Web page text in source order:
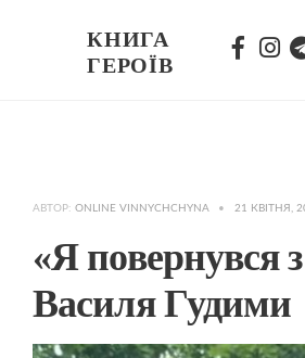
КНИГА
ГЕРОЇВ
АВТОР: ONLINE VINNYCHCHYNA • 21 КВІТНЯ,
«Я повернувся
Василя Гудими